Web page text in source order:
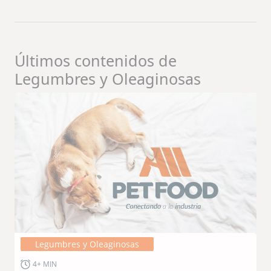
Últimos contenidos de
Legumbres y Oleaginosas
Legumbres y Oleaginosas
4+ MIN